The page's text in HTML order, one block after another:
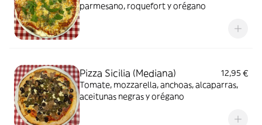
parmesano, roquefort y orégano
Pizza Sicilia (Mediana)
12,95 €
Tomate, mozzarella, anchoas, alcaparras,
aceitunas negras y orégano